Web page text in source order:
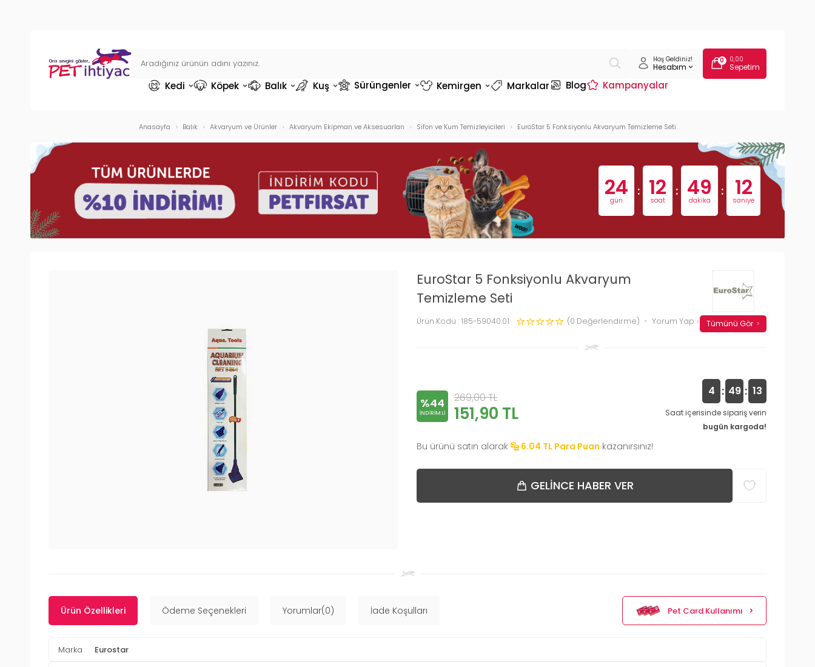
Hoş Geldiniz!
Hesabım
0 0,00
Sepetim
Kedi Köpek Balık Kuş Sürüngenler Kemirgen Markalar Blog Kampanyalar
Anasayfa Balık Akvaryum ve Ürünler Akvaryum Ekipman ve Aksesuarları Sifon ve Kum Temizleyicileri EuroStar 5 Fonksiyonlu Akvaryum Temizleme Seti
24
gün
: 12
saat
: 49
dakika
: 11
saniye
EuroStar 5 Fonksiyonlu Akvaryum
Temizleme Seti
Ürün Kodu : 185-59040.01 (0 Değerlendirme) Yorum Yap Tümünü Gör
%44
INDIRIMLI
269,00TL
151,90 TL
4 : 49 : 12
Saat içerisinde sipariş verin
bugün kargoda!
Bu ürünü satın alarak 6.04 TL Para Puan kazanırsınız!
GELINCE HABER VER
Ürün Özellikleri Ödeme Seçenekleri Yorumlar(0) İade Koşulları Pet Card Kullanımı
Marka Eurostar